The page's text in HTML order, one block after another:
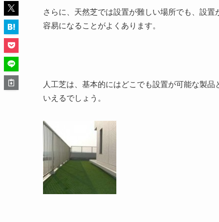
さらに、天然芝では設置が難しい場所でも、設置
容易になることがよくあります。
人工芝は、基本的にはどこでも設置が可能な製品
いえるでしょう。